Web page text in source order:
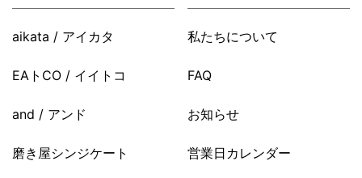
aikata / アイカタ
EAトCO / イイトコ
and / アンド
磨き屋シンジケート
私たちについて
FAQ
お知らせ
営業日カレンダー